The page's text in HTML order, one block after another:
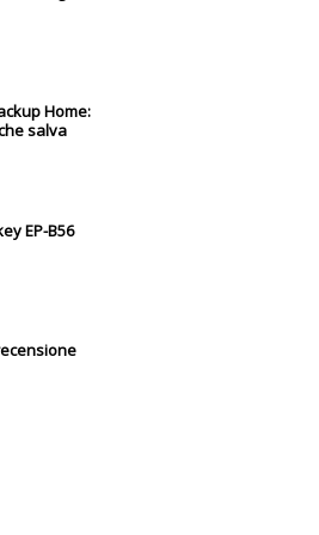
Home:
salva
EP-B56